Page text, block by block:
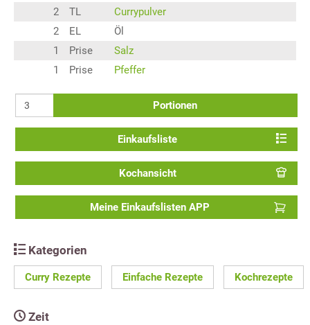
2
TL
Currypulver
2
EL
Öl
1
Prise
Salz
1
Prise Pfeffer
Portionen
Einkaufsliste
Kochansicht
Meine Einkaufslisten APP
Kategorien
Curry Rezepte Einfache Rezepte Kochrezepte
Zeit